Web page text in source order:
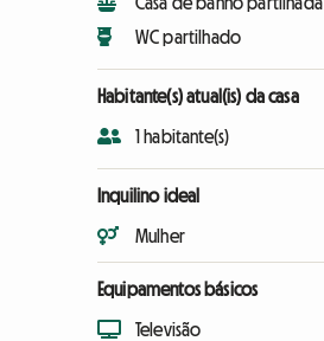
WC partilhado
Habitante(s) atual(is) da casa
1 habitante(s)
Inquilino ideal
Mulher
Equipamentos básicos
Televisão